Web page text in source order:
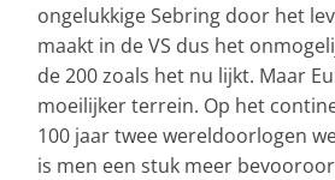
ongelukkige Sebring door het
maakt in de VS dus het
de 200 zoals het nu lijkt. Maar
moeilijker terrein. Op het
100 jaar twee wereldoorlogen
is men een stuk meer